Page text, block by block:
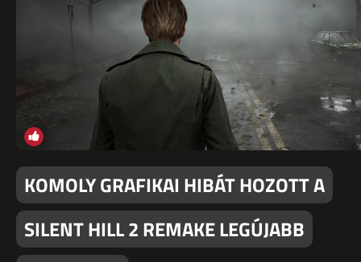
KOMOLY GRAFIKAI HIBÁT HOZOTT A
SILENT HILL 2 REMAKE LEGÚJABB